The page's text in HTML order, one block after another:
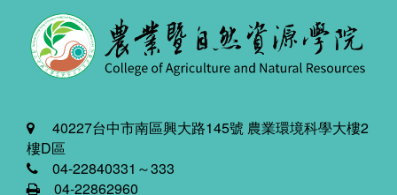
40227台中市南區興大路145號 農業環境科學大樓2
樓D區
04-22840331～333
04-22862960